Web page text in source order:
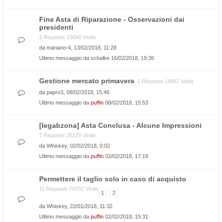
Fine Asta di Riparazione - Osservazioni dai
presidenti
2 Risposte 15040 Visite
da mariano-4 , 13/02/2018, 11:28
Ultimo messaggio da schalke 16/02/2018, 19:35
Gestione mercato primavera 1 Risposte 14887 Visite
da papro3 , 08/02/2018, 15:46
Ultimo messaggio da puffin 08/02/2018, 15:53
[legabzona] Asta Conclusa - Alcune Impressioni
7 Risposte 25229 Visite
da Whiskey, 02/02/2018, 0:02
Ultimo messaggio da puffin 02/02/2018, 17:19
Permettere il taglio solo in caso di acquisto
11 Risposte 74702 Visite
1 2
da Whiskey, 22/01/2018, 11:32
Ultimo messaggio da puffin 02/02/2018, 15:31